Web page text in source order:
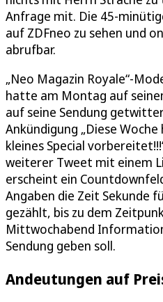
Anfrage mit. Die 45-
auf ZDFneo zu sehen und
abrufbar.
„Neo Magazin Royale“-
hatte am Montag auf
auf seine Sendung
Ankündigung „Diese
kleines Special
weiterer Tweet mit einem
erscheint ein
Angaben die Zeit Sekunde
gezählt, bis zu dem
Mittwochabend
Sendung geben soll.
Andeutungen auf